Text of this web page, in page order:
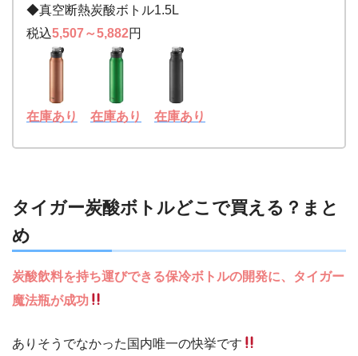
◆真空断熱炭酸ボトル1.5L
税込5,507～5,882円
在庫あり 在庫あり 在庫あり
タイガー炭酸ボトルどこで買える？まと
め
炭酸飲料を持ち運びできる保冷ボトルの開発に、タイガー
魔法瓶が成功
ありそうでなかった国内唯一の快挙です